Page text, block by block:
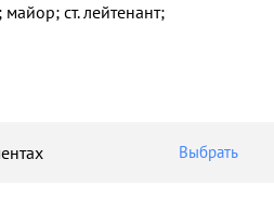
ст. лейтенант;
Выбрать